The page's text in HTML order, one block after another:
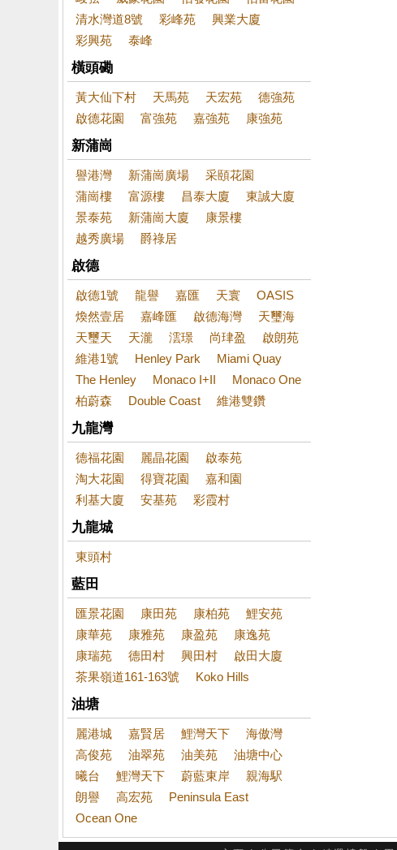
清水灣道8號
彩峰苑
興業大廈
彩興苑
泰峰
橫頭磡
黃大仙下村 天馬苑 天宏苑
德強苑
啟德花園
富強苑 嘉強苑 康強苑
新蒲崗
譽港灣 新蒲崗廣場
采頤花園
蒲崗樓
富源樓 昌泰大廈
東誠大廈
景泰苑
新蒲崗大廈
康景樓
越秀廣場
爵祿居
啟德
啟德1號 龍譽 嘉匯 天寰
OASIS
煥然壹居
嘉峰匯 啟德海灣
天璽海
天璽天
天瀧 澐璟 尚珒盈
啟朗苑
維港1號
Henley Park
Miami Quay
The Henley
Monaco I+II
Monaco One
柏蔚森
Double Coast 維港雙鑽
九龍灣
德福花園 麗晶花園
啟泰苑
淘大花園
得寶花園
嘉和園
利基大廈
安基苑 彩霞村
九龍城
東頭村
藍田
匯景花園 康田苑 康柏苑
鯉安苑
康華苑
康雅苑 康盈苑
康逸苑
康瑞苑
德田村 興田村
啟田大廈
茶果嶺道161-163號
Koko Hills
油塘
麗港城 嘉賢居 鯉灣天下
海傲灣
高俊苑
油翠苑 油美苑
油塘中心
曦台
鯉灣天下 蔚藍東岸
親海駅
朗譽
高宏苑
Peninsula East
Ocean One